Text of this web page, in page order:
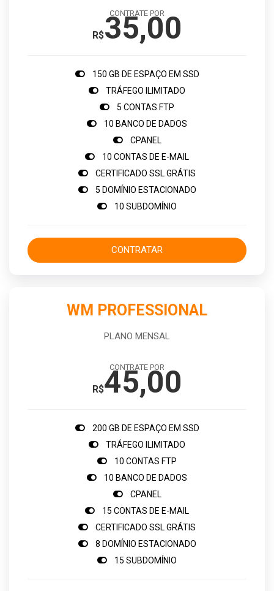
CONTRATE POR
R$35,00
150 GB DE ESPAÇO EM SSD
TRÁFEGO ILIMITADO
5 CONTAS FTP
10 BANCO DE DADOS
CPANEL
10 CONTAS DE E-MAIL
CERTIFICADO SSL GRÁTIS
5 DOMÍNIO ESTACIONADO
10 SUBDOMÍNIO
CONTRATAR
WM PROFESSIONAL
PLANO MENSAL
CONTRATE POR
R$45,00
200 GB DE ESPAÇO EM SSD
TRÁFEGO ILIMITADO
10 CONTAS FTP
10 BANCO DE DADOS
CPANEL
15 CONTAS DE E-MAIL
CERTIFICADO SSL GRÁTIS
8 DOMÍNIO ESTACIONADO
15 SUBDOMÍNIO